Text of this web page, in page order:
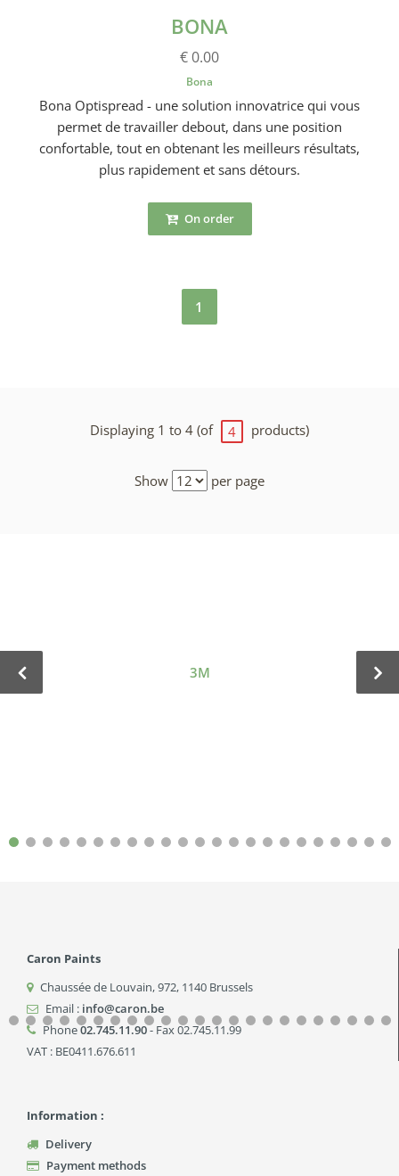
BONA
€ 0.00
Bona
Bona Optispread - une solution innovatrice qui vous
permet de travailler debout, dans une position
confortable, tout en obtenant les meilleurs résultats,
plus rapidement et sans détours.
On order
1
Displaying 1 to 4 (of 4 products)
Show per page
3M
Caron Paints
Chaussée de Louvain, 972, 1140 Brussels
Email : info@caron.be
Phone02.745.11.90- Fax 02.745.11.99
VAT : BE0411.676.611
Information :
Delivery
Payment methods